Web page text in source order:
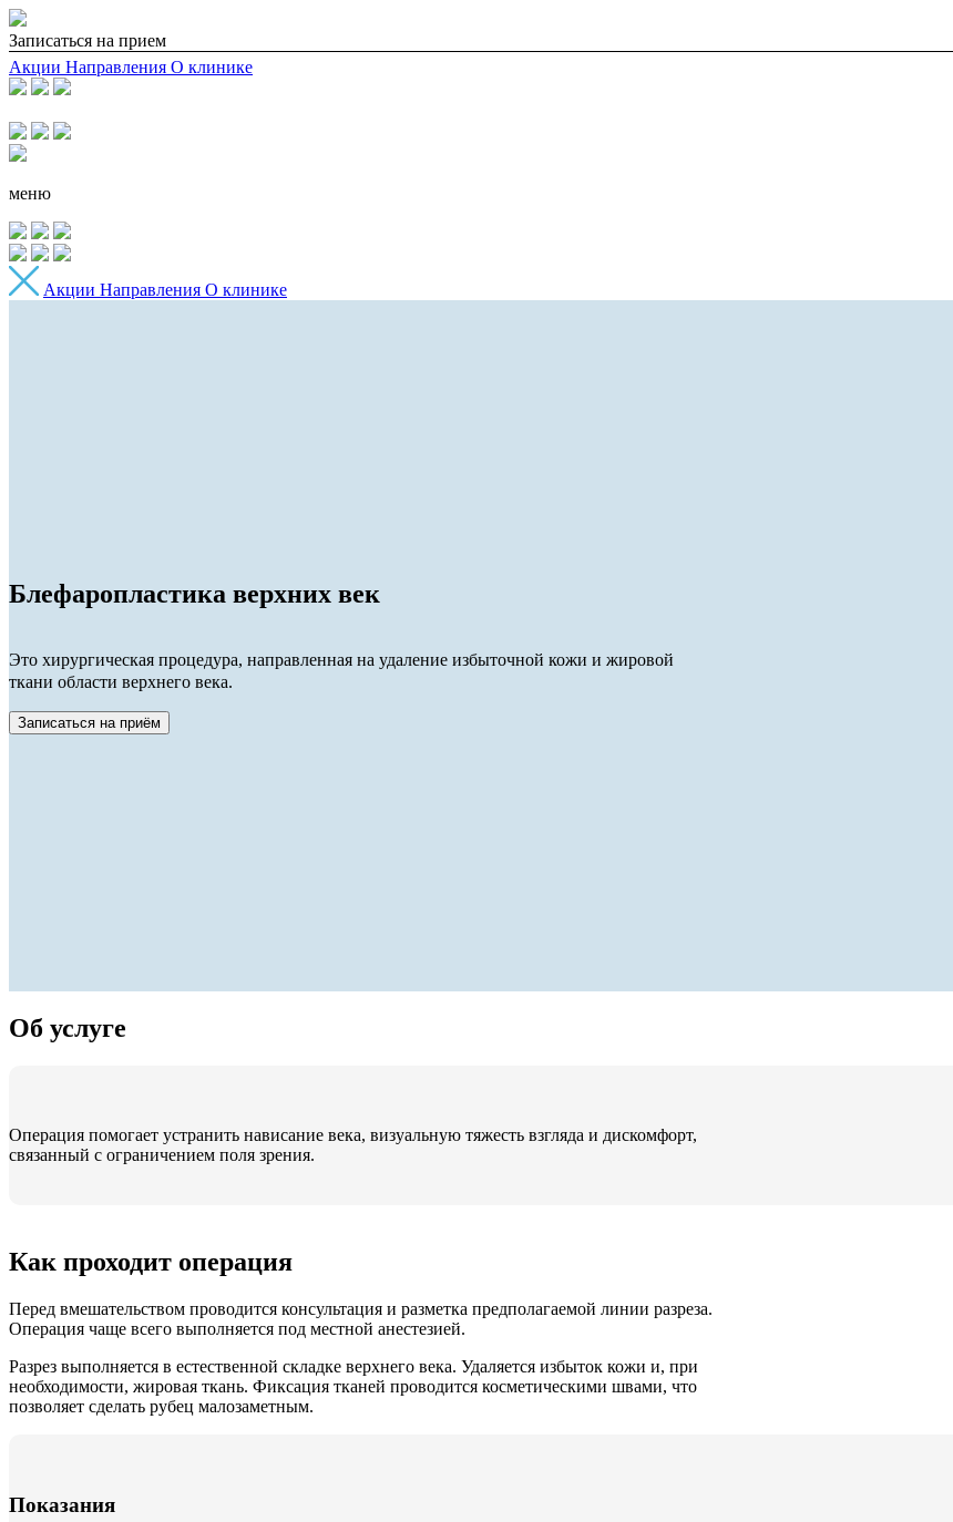
Записаться на прием
Акции Направления О клинике
меню
Акции Направления О клинике
Блефаропластика верхних век
Это хирургическая процедура, направленная на удаление избыточной кожи и жировой
ткани области верхнего века.
Записаться на приём
Об услуге
Операция помогает устранить нависание века, визуальную тяжесть взгляда и дискомфорт,
связанный с ограничением поля зрения.
Как проходит операция
Перед вмешательством проводится консультация и разметка предполагаемой линии разреза.
Операция чаще всего выполняется под местной анестезией.
Разрез выполняется в естественной складке верхнего века. Удаляется избыток кожи и, при
необходимости, жировая ткань. Фиксация тканей проводится косметическими швами, что
позволяет сделать рубец малозаметным.
Показания